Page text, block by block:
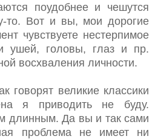
поудобнее и чешутся
то. Вот и вы, мои дорогие
чувствуете нестерпимое
ушей, головы, глаз и пр.
восхваления личности.
говорят великие классики
я приводить не буду.
длинным. Да вы и так сами
проблема не имеет ни